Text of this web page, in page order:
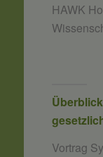
HAWK
Vortrag